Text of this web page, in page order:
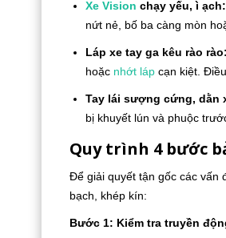
Xe Vision chạy yếu, ì ạch:
nứt nẻ, bố ba càng mòn
Láp xe tay ga kêu rào rào:
hoặc nhớt láp cạn kiệt.
Tay lái sượng cứng, dằn
bị khuyết lún và phuộc
Quy trình 4 bước
Để giải quyết tận gốc các vấn
bạch, khép kín:
Bước 1: Kiểm tra truyền